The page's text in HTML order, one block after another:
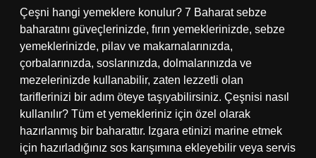
Çeşni hangi yemeklere konulur? 7 Baharat sebze
baharatını güveçlerinizde, fırın yemeklerinizde, sebze
yemeklerinizde, pilav ve makarnalarınızda,
çorbalarınızda, soslarınızda, dolmalarınızda ve
mezelerinizde kullanabilir, zaten lezzetli olan
tariflerinizi bir adım öteye taşıyabilirsiniz. Çeşnisi nasıl
kullanılır? Tüm et yemekleriniz için özel olarak
hazırlanmış bir baharattır. Izgara etinizi marine etmek
için hazırladığınız sos karışımına ekleyebilir veya servis